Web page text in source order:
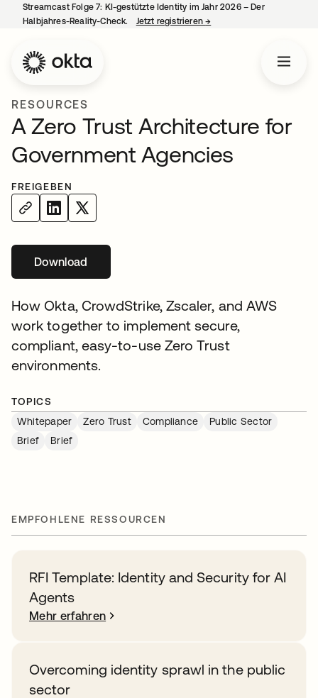
Streamcast Folge 7: KI-gestützte Identity im Jahr 2026 – Der
Halbjahres-Reality-Check.
Jetzt registrieren→
RESOURCES
A Zero Trust Architecture for
Government Agencies
FREIGEBEN
Downloadwird in einer neuen Registerkarte geöffnet
How Okta, CrowdStrike, Zscaler, and AWS
work together to implement secure,
compliant, easy-to-use Zero Trust
environments.
TOPICS
Whitepaper
Zero Trust Compliance
Public Sector
Brief
Brief
EMPFOHLENE RESSOURCEN
RFI Template: Identity and Security for AI
Agents
Mehr erfahren
Overcoming identity sprawl in the public
sector